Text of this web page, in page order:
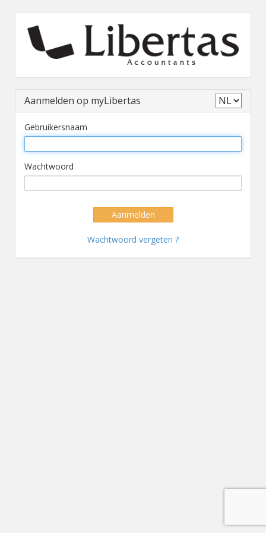
Aanmelden op myLibertas
Gebruikersnaam
Wachtwoord
Aanmelden
Wachtwoord vergeten ?